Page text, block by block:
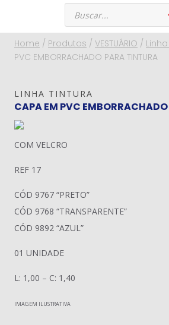
Home / Produtos / VESTUÁRIO /
PVC EMBORRACHADO PARA TINTURA
LINHA TINTURA
CAPA EM PVC
COM VELCRO
REF 17
CÓD 9767 “PRETO”
CÓD 9768 “TRANSPARENTE”
CÓD 9892 “AZUL”
01 UNIDADE
L: 1,00 – C: 1,40
IMAGEM ILUSTRATIVA